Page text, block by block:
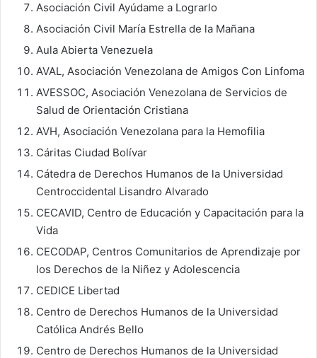
Asociación Civil Ayúdame a Lograrlo
Asociación Civil María Estrella de la Mañana
Aula Abierta Venezuela
AVAL, Asociación Venezolana de Amigos Con Linfoma
AVESSOC, Asociación Venezolana de Servicios de
Salud de Orientación Cristiana
AVH, Asociación Venezolana para la Hemofilia
Cáritas Ciudad Bolívar
Cátedra de Derechos Humanos de la Universidad
Centroccidental Lisandro Alvarado
CECAVID, Centro de Educación y Capacitación para la
Vida
CECODAP, Centros Comunitarios de Aprendizaje por
los Derechos de la Niñez y Adolescencia
CEDICE Libertad
Centro de Derechos Humanos de la Universidad
Católica Andrés Bello
Centro de Derechos Humanos de la Universidad